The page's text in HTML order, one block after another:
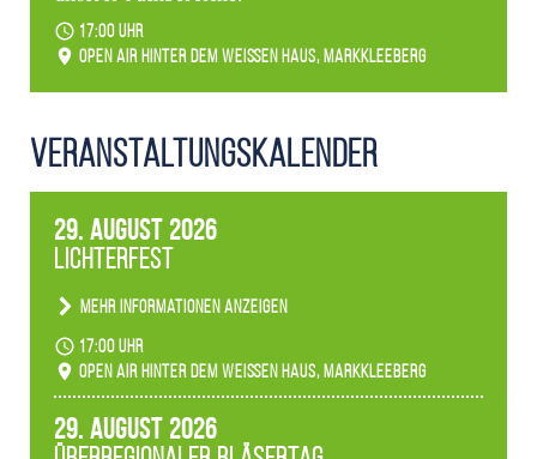
17:00 Uhr
Open Air hinter dem weißen Haus, Markkleeberg
Veranstaltungs­kalender
29. August 2026
Lichterfest
Mehr Informationen anzeigen
Becherlichter, Fackeln und Lichtinstallationen
verwandeln den agra-Park in einen farbigen
Märchenwald, der bei jedem Rundgang einen
Ambiente gibt es ein leuchtendes Konzert
17:00 Uhr
Open Air hinter dem weißen Haus, Markkleeberg
29. August 2026